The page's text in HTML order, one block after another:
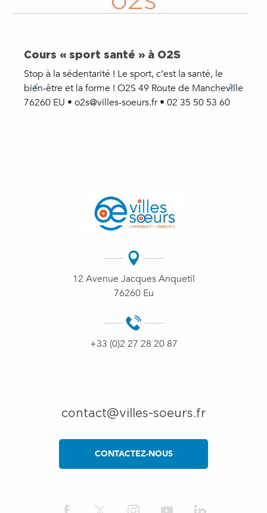
Cours « sport santé » à O2S
Stop à la sédentarité ! Le sport, c’est la santé, le
bien-être et la forme ! O2S 49 Route de Mancheville
76260 EU • o2s@villes-soeurs.fr • 02 35 50 53 60
12 Avenue Jacques Anquetil
76260 Eu
+33 (0)2 27 28 20 87
contact@villes-soeurs.fr
CONTACTEZ-NOUS